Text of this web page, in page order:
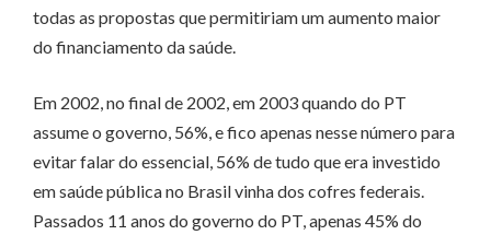
todas as propostas que permitiriam um aumento maior
do financiamento da saúde.
Em 2002, no final de 2002, em 2003 quando do PT
assume o governo, 56%, e fico apenas nesse número para
evitar falar do essencial, 56% de tudo que era investido
em saúde pública no Brasil vinha dos cofres federais.
Passados 11 anos do governo do PT, apenas 45% do